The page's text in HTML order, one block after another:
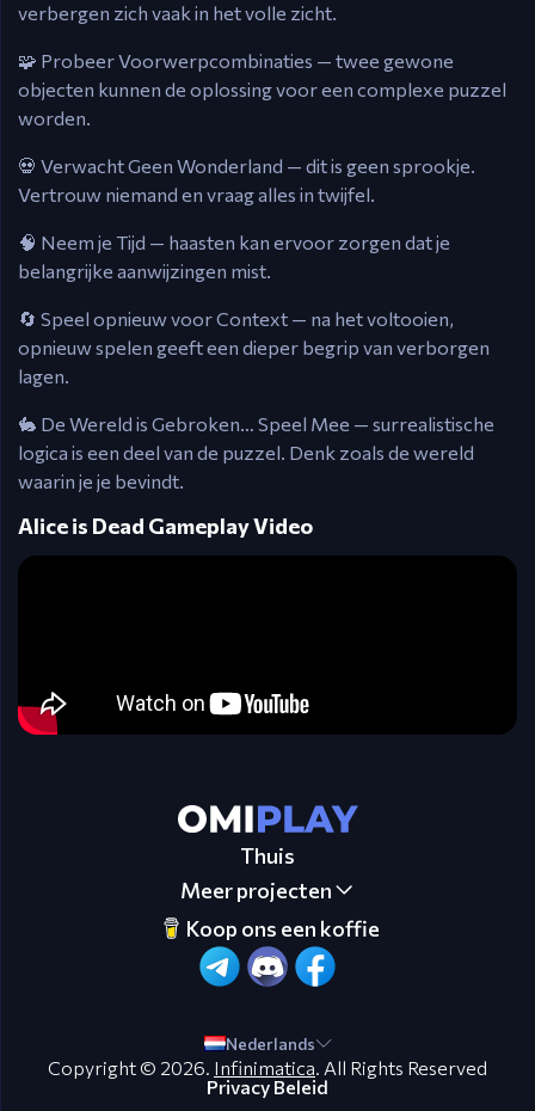
verbergen zich vaak in het volle zicht.
🧩 Probeer Voorwerpcombinaties — twee gewone
objecten kunnen de oplossing voor een complexe puzzel
worden.
💀 Verwacht Geen Wonderland — dit is geen sprookje.
Vertrouw niemand en vraag alles in twijfel.
🧠 Neem je Tijd — haasten kan ervoor zorgen dat je
belangrijke aanwijzingen mist.
🔄 Speel opnieuw voor Context — na het voltooien,
opnieuw spelen geeft een dieper begrip van verborgen
lagen.
🐇 De Wereld is Gebroken… Speel Mee — surrealistische
logica is een deel van de puzzel. Denk zoals de wereld
waarin je je bevindt.
Alice is Dead Gameplay Video
Thuis
Meer projecten
Koop ons een koffie
Nederlands
Copyright © 2026. Infinimatica. All Rights Reserved
Privacy Beleid